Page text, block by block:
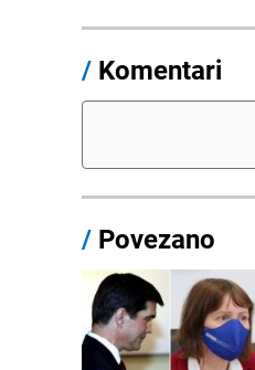
/ Komentari
/ Povezano